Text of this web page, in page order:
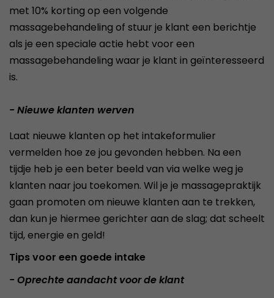
met 10% korting op een volgende
massagebehandeling of stuur je klant een berichtje
als je een speciale actie hebt voor een
massagebehandeling waar je klant in geïnteresseerd
is.
- Nieuwe klanten werven
Laat nieuwe klanten op het intakeformulier
vermelden hoe ze jou gevonden hebben. Na een
tijdje heb je een beter beeld van via welke weg je
klanten naar jou toekomen. Wil je je massagepraktijk
gaan promoten om nieuwe klanten aan te trekken,
dan kun je hiermee gerichter aan de slag; dat scheelt
tijd, energie en geld!
Tips voor een goede intake
- Oprechte aandacht voor de klant